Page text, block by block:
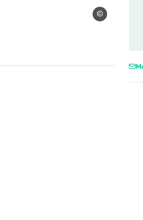
Cluses Arve &